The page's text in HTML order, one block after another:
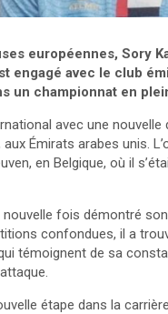
européennes, Sory
engagé avec le club
un championnat en
avec une nouvelle
Émirats arabes unis.
en Belgique, où il
fois démontré
confondues, il a
témoignent de sa
étape dans la